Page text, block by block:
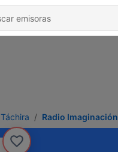
Táchira Radio Imaginación